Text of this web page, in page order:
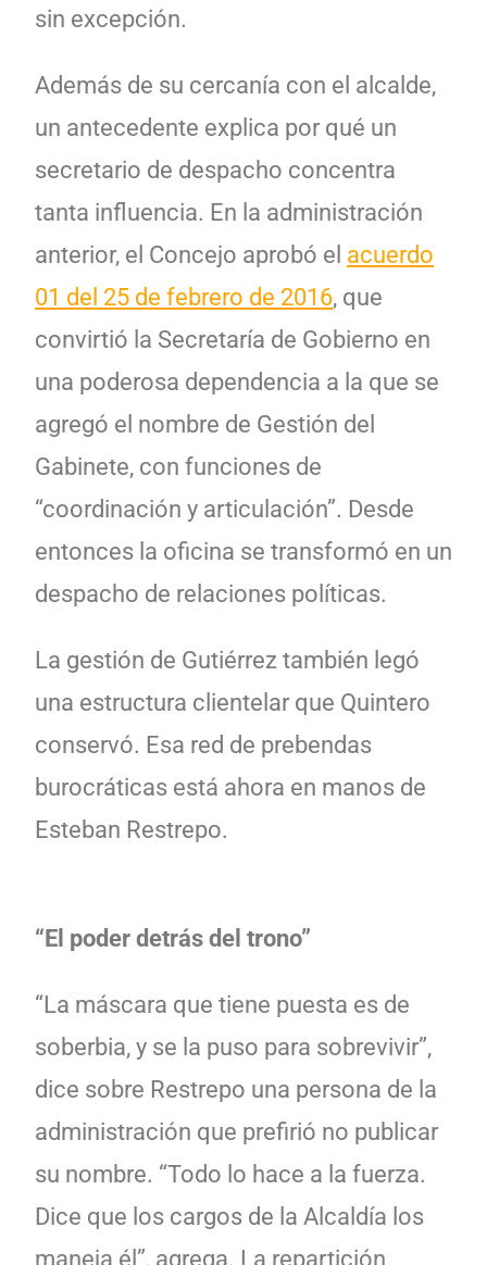
sin excepción.
Además de su cercanía con el alcalde,
un antecedente explica por qué un
secretario de despacho concentra
tanta influencia. En la administración
anterior, el Concejo aprobó el acuerdo
01 del 25 de febrero de 2016, que
convirtió la Secretaría de Gobierno en
una poderosa dependencia a la que se
agregó el nombre de Gestión del
Gabinete, con funciones de
“coordinación y articulación”. Desde
entonces la oficina se transformó en un
despacho de relaciones políticas.
La gestión de Gutiérrez también legó
una estructura clientelar que Quintero
conservó. Esa red de prebendas
burocráticas está ahora en manos de
Esteban Restrepo.
“El poder detrás del trono”
“La máscara que tiene puesta es de
soberbia, y se la puso para sobrevivir”,
dice sobre Restrepo una persona de la
administración que prefirió no publicar
su nombre. “Todo lo hace a la fuerza.
Dice que los cargos de la Alcaldía los
maneja él”, agrega. La repartición